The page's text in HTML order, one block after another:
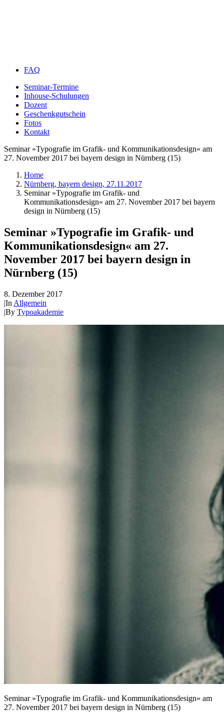
FAQ
Seminar-Termine
Inhouse-Schulungen
Dozent
Geschenkgutschein
Fotos
Kontakt
Seminar »Typografie im Grafik- und Kommunikationsdesign« am
27. November 2017 bei bayern design in Nürnberg (15)
Home
Nürnberg, bayern design, 27.11.2017
Seminar »Typografie im Grafik- und
Kommunikationsdesign« am 27. November 2017 bei bayern
design in Nürnberg (15)
Seminar »Typografie im Grafik- und
Kommunikationsdesign« am 27.
November 2017 bei bayern design in
Nürnberg (15)
8. Dezember 2017
|In Allgemein
|By Typoakademie
Seminar »Typografie im Grafik- und Kommunikationsdesign« am
27. November 2017 bei bayern design in Nürnberg (15)